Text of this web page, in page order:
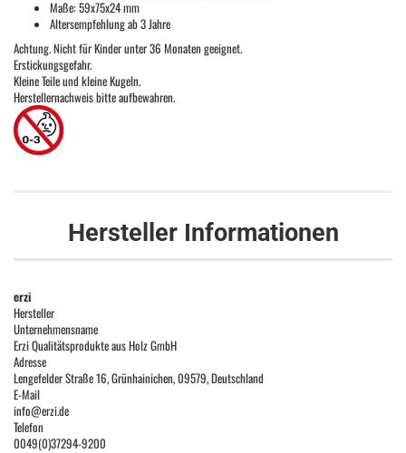
Maße: 59x75x24 mm
Altersempfehlung ab 3 Jahre
Achtung. Nicht für Kinder unter 36 Monaten geeignet.
Erstickungsgefahr.
Kleine Teile und kleine Kugeln.
Herstellernachweis bitte aufbewahren.
Hersteller Informationen
erzi
Hersteller
Unternehmensname
Erzi Qualitätsprodukte aus Holz GmbH
Adresse
Lengefelder Straße 16, Grünhainichen, 09579, Deutschland
E-Mail
info@erzi.de
Telefon
0049(0)37294-9200